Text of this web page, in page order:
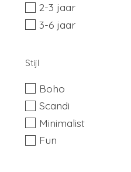
2-3 jaar
3-6 jaar
Stijl
Boho
Scandi
Minimalist
Fun